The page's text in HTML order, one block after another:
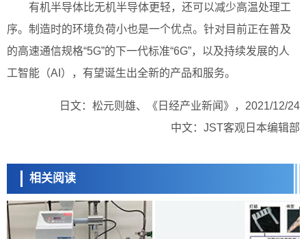
有机半导体比无机半导体更轻，还可以减少高温处理工
序。制造时的环境负荷小也是一个优点。针对目前正在普及
的高速通信规格“5G”的下一代标准“6G”，以及持续发展的人
工智能（AI），有望诞生出全新的产品和服务。
日文：松元则雄、《日经产业新闻》，2021/12/24
中文：JST客观日本编辑部
相关阅读